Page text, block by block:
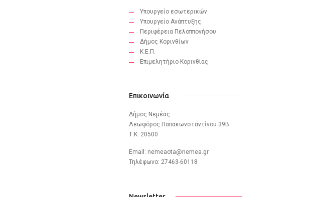
Υπουργείο εσωτερικών
Υπουργείο Ανάπτυξης
Περιφέρεια Πελοππονήσου
Δήμος Κορινθίων
Κ.Ε.Π.
Eπιμελητήριο Κορινθίας
Επικοινωνία
Δήμος Νεμέας
Λεωφόρος Παπακωνσταντίνου 39B
Τ.Κ: 20500
Email: nemeaota@nemea.gr
Τηλέφωνο: 27463-60118